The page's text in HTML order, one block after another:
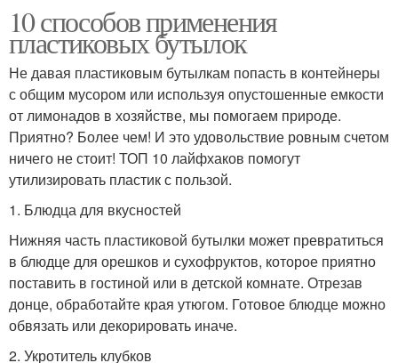
10 способов применения
пластиковых бутылок
Не давая пластиковым бутылкам попасть в контейнеры
с общим мусором или используя опустошенные емкости
от лимонадов в хозяйстве, мы помогаем природе.
Приятно? Более чем! И это удовольствие ровным счетом
ничего не стоит! ТОП 10 лайфхаков помогут
утилизировать пластик с пользой.
1. Блюдца для вкусностей
Нижняя часть пластиковой бутылки может превратиться
в блюдце для орешков и сухофруктов, которое приятно
поставить в гостиной или в детской комнате. Отрезав
донце, обработайте края утюгом. Готовое блюдце можно
обвязать или декорировать иначе.
2. Укротитель клубков